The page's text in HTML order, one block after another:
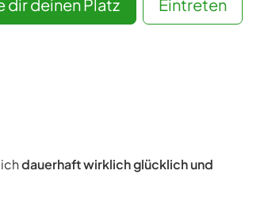
dir deinen Platz Eintreten
dauerhaft wirklich glücklich und